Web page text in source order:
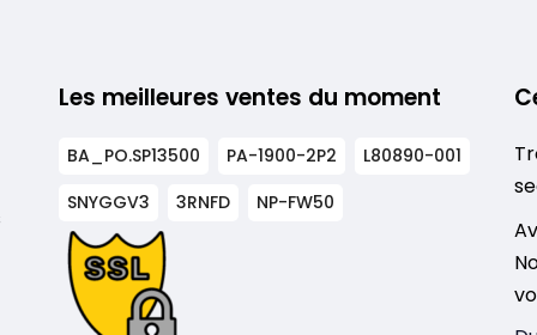
Les meilleures ventes du moment
BA_PO.SP13500 PA-1900-2P2
L80890-001
SNYGGV3
3RNFD NP-FW50